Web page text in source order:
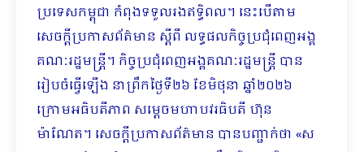
ប្រទេសកម្ពុជា កំពុងទទួលរងឥទ្ធិពល។ នេះបើតាម
សេចក្ដីប្រកាសព័ត៌មាន ស្ដីពី លទ្ធផលកិច្ចប្រជុំពេញអង្គ
គណៈរដ្ឋមន្រ្តី។ កិច្ចប្រជុំពេញអង្គគណៈរដ្ឋមន្ត្រី បាន
រៀបចំធ្វើឡើង នាព្រឹកថ្ងៃទី២៦ ខែមិថុនា ឆ្នាំ២០២៦
ក្រោមអធិបតីភាព សម្តេចមហាបវរធិបតី ហ៊ុន
ម៉ាណែត។ សេចក្ដីប្រកាសព័ត៌មាន បានបញ្ជាក់ថា «ស